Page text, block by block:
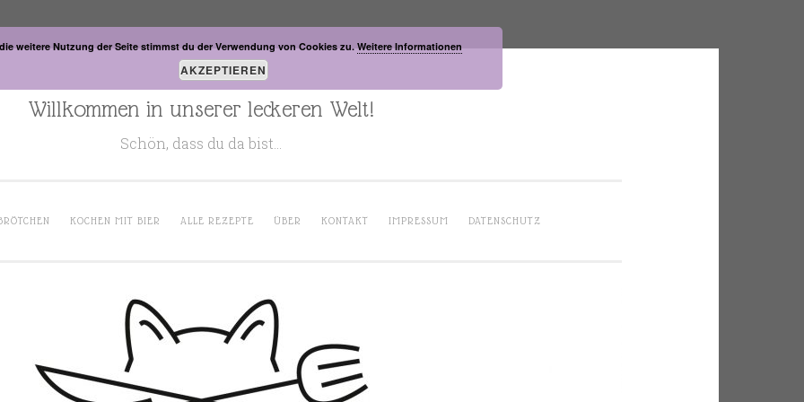
Willkommen in unserer leckeren Welt!
Schön, dass du da bist…
KOCHEN MIT BIER ALLE REZEPTE ÜBER KONTAKT IMPRESSUM DATENSCHUTZ
weitere Nutzung der Seite stimmst du der Verwendung von Cookies zu. Weitere Informationen
AKZEPTIEREN